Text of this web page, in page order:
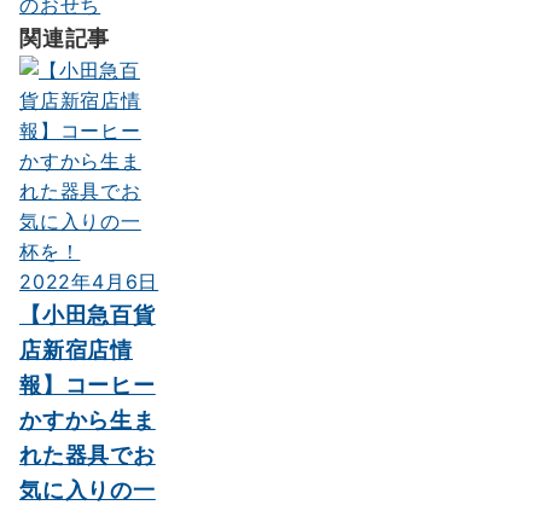
関連記事
2022年4月6日
【小田急百貨
店新宿店情
報】コーヒー
かすから生ま
れた器具でお
気に入りの一